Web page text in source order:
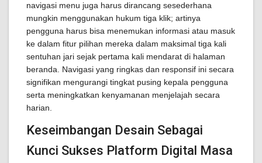
navigasi menu juga harus dirancang sesederhana
mungkin menggunakan hukum tiga klik; artinya
pengguna harus bisa menemukan informasi atau masuk
ke dalam fitur pilihan mereka dalam maksimal tiga kali
sentuhan jari sejak pertama kali mendarat di halaman
beranda. Navigasi yang ringkas dan responsif ini secara
signifikan mengurangi tingkat pusing kepala pengguna
serta meningkatkan kenyamanan menjelajah secara
harian.
Keseimbangan Desain Sebagai
Kunci Sukses Platform Digital Masa